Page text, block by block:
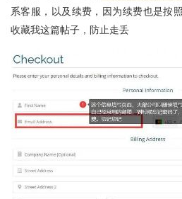
系客服，以及续费，因为续费也是按
收藏我这篇帖子，防止走丢